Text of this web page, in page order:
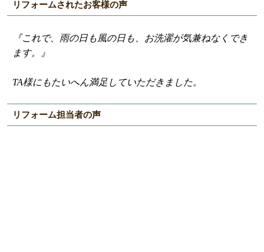
リフォームされたお客様の声
『これで、雨の日も風の日も、お洗濯が気兼ねなくでき
ます。』
TA様にもたいへん満足していただきました。
リフォーム担当者の声